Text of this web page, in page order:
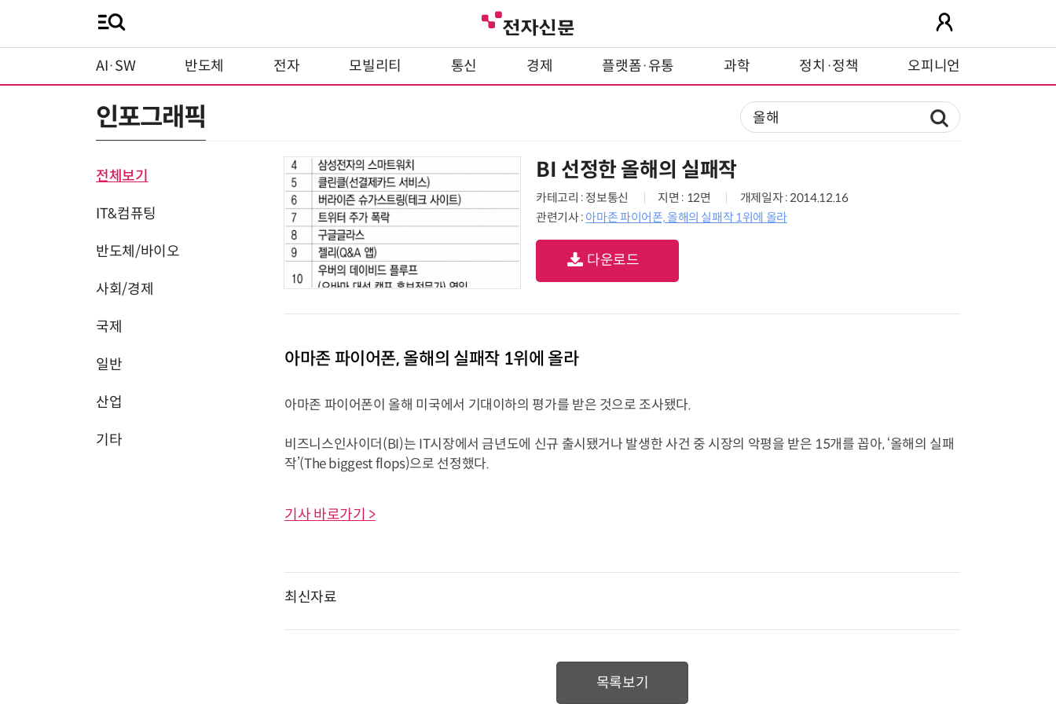
AI·SW 반도체 전자 모빌리티 통신 경제 플랫폼·유통 과학 정치·정책 오피니언
인포그래픽
전체보기
IT&컴퓨팅
반도체/바이오
사회/경제
국제
일반
산업
기타
BI 선정한 올해의 실패작
카테고리 : 정보통신 지면 : 12면
개제일자 : 2014.12.16
관련기사 : 아마존 파이어폰, 올해의 실패작 1위에 올라
다운로드
아마존 파이어폰, 올해의 실패작 1위에 올라
아마존 파이어폰이 올해 미국에서 기대이하의 평가를 받은 것으로 조사됐다.
비즈니스인사이더(BI)는 IT시장에서 금년도에 신규 출시됐거나 발생한 사건 중 시장의 악평을 받은 15개를 꼽아, ‘올해의 실패
작’(The biggest flops)으로 선정했다.
기사 바로가기 >
최신자료
목록보기